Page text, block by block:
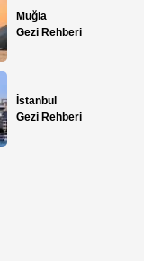
Muğla
Gezi Rehberi
İstanbul
Gezi Rehberi